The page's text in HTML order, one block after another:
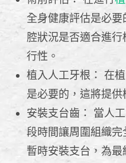
全身健康評估是必
腔狀況是否適合進
行性。
植入人工牙根： 在
是必要的，這將提供
安裝支台齒： 當人
段時間讓周圍組織
暫時安裝支台，為最